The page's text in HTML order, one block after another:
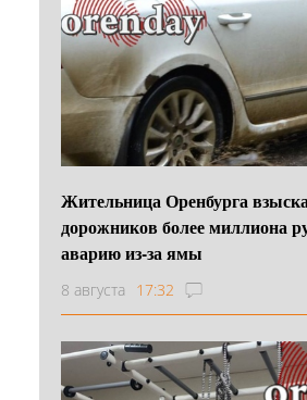
Жительница Оренбурга
дорожников более миллиона
аварию из-за ямы
8 августа 17:32